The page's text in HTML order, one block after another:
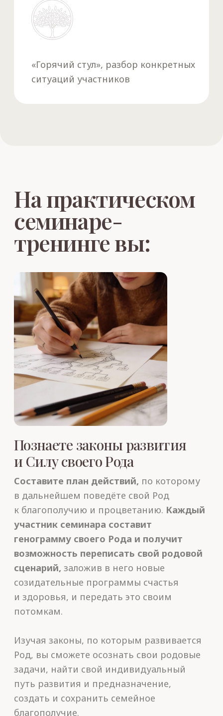
Вы получите пошаговую инструкцию
как трансформировать такие
негативные родовые программы, как:
«Тяжёлые болезни в Роду», «Ограничение
безбрачия», «Запрет желаний»,
«Алкоголизм и другие зависимости»,
«Ранний уход из жизни» и т. д.
Получите пошаговую
инструкцию
Изучая законы, по которым развивается
Род, вы сможете осознать свои родовые
задачи, найти свой индивидуальный
путь развития и предназначение,
благополучие.
отношения в Роду: с родителями
и детьми. Разберём конкретные
жизненные ситуации. Сделаем несколько
волшебных медитаций для пробуждения
Силы Рода.
и благословение Рода. По окончании
семинара проведём мощный обряд
Гармонизируете
отношения в Роду
На семинаре Валерий
Владимирович и Людмила
Анатольевна подробно
раскроют каждый вопрос
и разберутконкретные
ситуацииучастников